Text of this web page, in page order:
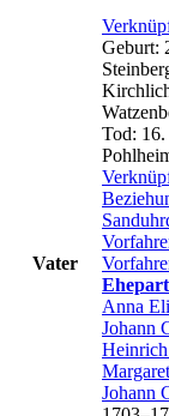
Vater
Geburt:
Tod:
Anna
Johann
Heinrich
Johann